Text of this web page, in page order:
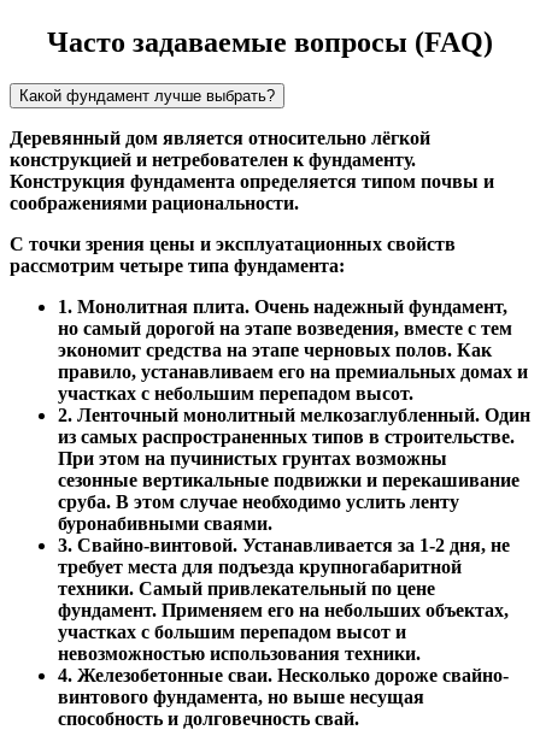
Часто задаваемые вопросы (FAQ)
Какой фундамент лучше выбрать?
Деревянный дом является относительно лёгкой
конструкцией и нетребователен к фундаменту.
Конструкция фундамента определяется типом почвы и
соображениями рациональности.
С точки зрения цены и эксплуатационных свойств
рассмотрим четыре типа фундамента:
1. Монолитная плита. Очень надежный фундамент,
но самый дорогой на этапе возведения, вместе с тем
экономит средства на этапе черновых полов. Как
правило, устанавливаем его на премиальных домах и
участках с небольшим перепадом высот.
2. Ленточный монолитный мелкозаглубленный. Один
из самых распространенных типов в строительстве.
При этом на пучинистых грунтах возможны
сезонные вертикальные подвижки и перекашивание
сруба. В этом случае необходимо услить ленту
буронабивными сваями.
3. Свайно-винтовой. Устанавливается за 1-2 дня, не
требует места для подъезда крупногабаритной
техники. Самый привлекательный по цене
фундамент. Применяем его на небольших объектах,
участках с большим перепадом высот и
невозможностью использования техники.
4. Железобетонные сваи. Несколько дороже свайно-
винтового фундамента, но выше несущая
способность и долговечность свай.